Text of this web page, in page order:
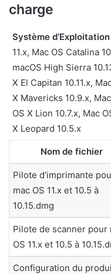
charge
Système
11.x, Mac OS Catalina
macOS High Sierra
X El Capitan 10.11.x,
X Mavericks 10.9.x,
OS X Lion 10.7.x, Mac
X Leopard 10.5.x
Nom de fichier
Pilote d’imprimante
mac OS 11.x et 10.5 à
10.15.dmg
Pilote de scanner pour
OS 11.x et 10.5 à
Configuration du